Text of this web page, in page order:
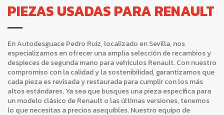
PIEZAS USADAS PARA RENAULT
En Autodesguace Pedro Ruiz, localizado en Sevilla, nos
especializamos en ofrecer una amplia selección de recambios y
despieces de segunda mano para vehículos Renault. Con nuestro
compromiso con la calidad y la sostenibilidad, garantizamos que
cada pieza es revisada y restaurada para cumplir con los más
altos estándares. Ya sea que busques una pieza específica para
un modelo clásico de Renault o las últimas versiones, tenemos
lo que necesitas a precios asequibles. Nuestro equipo de